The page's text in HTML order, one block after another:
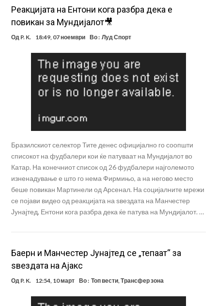
Реакцијата на Ентони кога разбра дека е
повикан за Мундијалот🎥
Од P. K. 18:49, 07 ноември Во : Луд Спорт
Бразилскиот селектор Тите денес официјално го соопшти
списокот на фудбалери кои ќе патуваат на Мундијалот во
Катар. На конечниот список од 26 фудбалери најголемото
изненадување е што го нема Фирмињо, а на негово место
беше повикан Мартинели од Арсенал. На социјалните мрежи
се појави видео од реакцијата на ѕвездата на Манчестер
Јунајтед, Ентони кога разбра дека ќе патува на Мундијалот. …
Баерн и Манчестер Јунајтед се „тепаат“ за
ѕвездата на Ајакс
Од P. K. 12:54, 10 март Во : Топ вести,Трансфер зона